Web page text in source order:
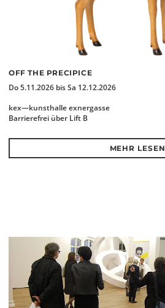
OFF THE PRECIPICE
Do 5.11.2026 bis Sa 12.12.2026
kex—kunsthalle exnergasse
Barrierefrei über Lift B
MEHR LESEN